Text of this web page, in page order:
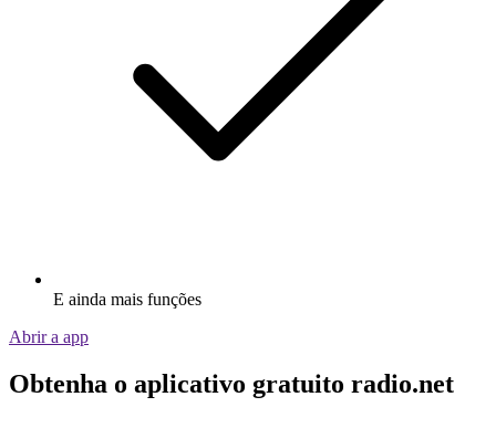
E ainda mais funções
Abrir a app
Obtenha o aplicativo gratuito radio.net